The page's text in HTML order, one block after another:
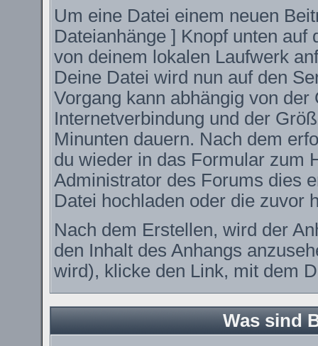
Um eine Datei einem neuen
Dateianhänge ] Knopf unten
von deinem lokalen Laufwerk
Deine Datei wird nun auf den
Vorgang kann abhängig von
Internetverbindung und der
Minunten dauern. Nach dem
du wieder in das Formular zum
Administrator des Forums dies
Datei hochladen oder die zuvor
Nach dem Erstellen, wird der
den Inhalt des Anhangs
wird), klicke den Link, mit dem
Was sind